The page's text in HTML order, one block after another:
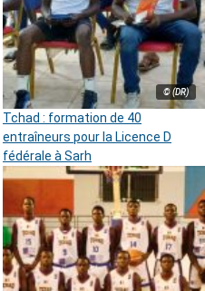
© (DR)
Tchad : formation de 40
entraîneurs pour la Licence D
fédérale à Sarh